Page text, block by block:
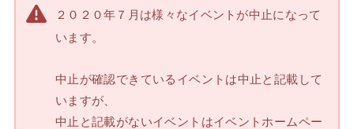
２０２０年７月は様々なイベントが中止になって
います。
中止が確認できているイベントは中止と記載して
いますが、
中止と記載がないイベントはイベントホームペー